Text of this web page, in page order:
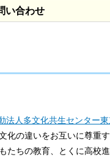
い合わせ
法人多文化共生センター
化の違いをお互いに尊重
たちの教育、とくに高校